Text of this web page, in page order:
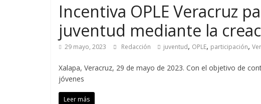
Incentiva OPLE Veracruz
juventud mediante la
29 mayo, 2023 Redacción juventud, OPLE, participación,
Xalapa, Veracruz, 29 de mayo de 2023. Con el objetivo de
jóvenes
Leer más